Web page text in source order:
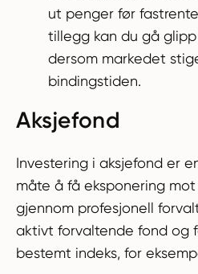
ut penger før
tillegg kan du gå
dersom markedet
bindingstiden.
Aksjefond
Investering i aksjefond er
måte å få eksponering
gjennom profesjonell
aktivt forvaltende fond og
bestemt indeks, for